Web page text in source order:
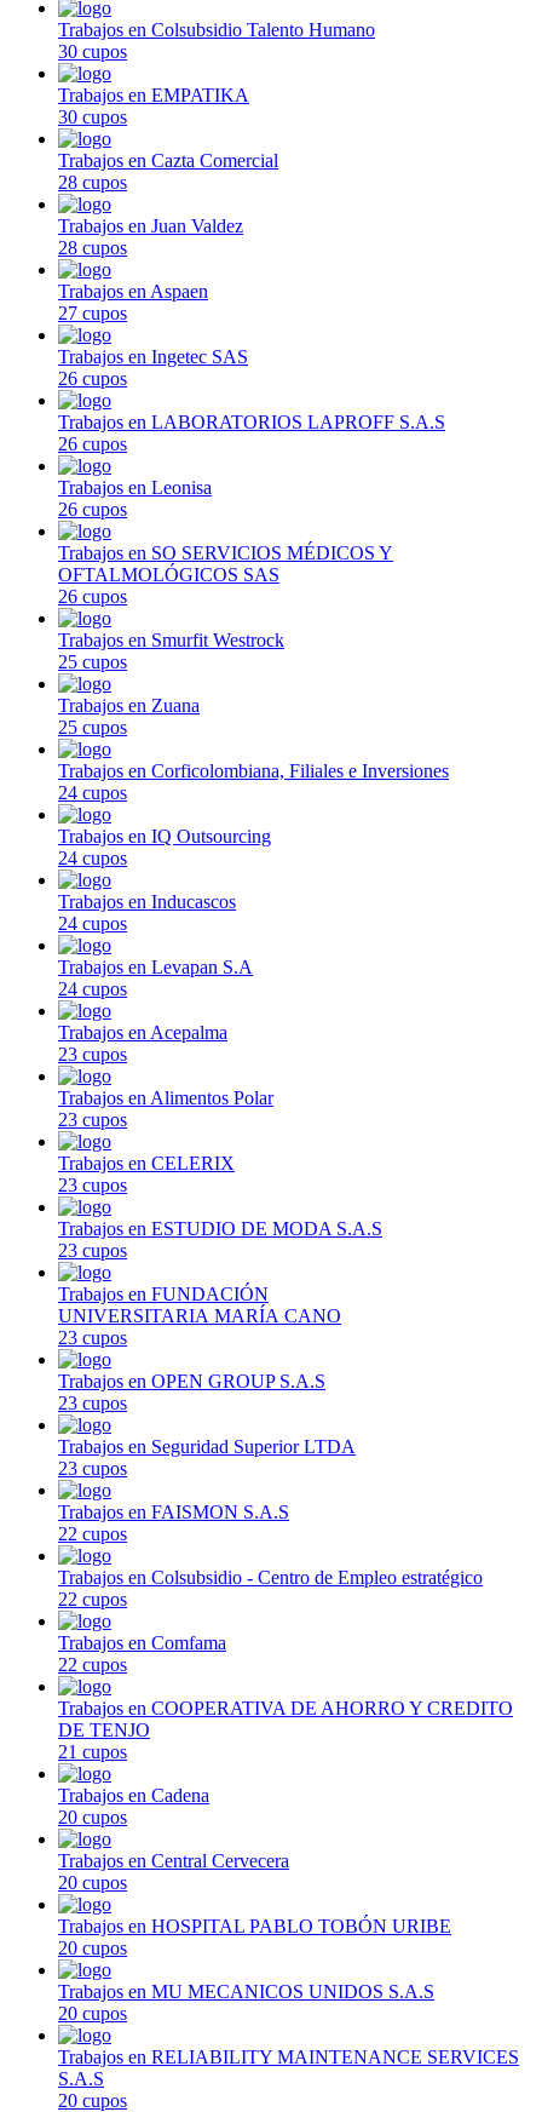
Trabajos en Colsubsidio Talento Humano
30 cupos
Trabajos en EMPATIKA
30 cupos
Trabajos en Cazta Comercial
28 cupos
Trabajos en Juan Valdez
28 cupos
Trabajos en Aspaen
27 cupos
Trabajos en Ingetec SAS
26 cupos
Trabajos en LABORATORIOS LAPROFF S.A.S
26 cupos
Trabajos en Leonisa
26 cupos
Trabajos en SO SERVICIOS MÉDICOS Y
OFTALMOLÓGICOS SAS
26 cupos
Trabajos en Smurfit Westrock
25 cupos
Trabajos en Zuana
25 cupos
Trabajos en Corficolombiana, Filiales e Inversiones
24 cupos
Trabajos en IQ Outsourcing
24 cupos
Trabajos en Inducascos
24 cupos
Trabajos en Levapan S.A
24 cupos
Trabajos en Acepalma
23 cupos
Trabajos en Alimentos Polar
23 cupos
Trabajos en CELERIX
23 cupos
Trabajos en ESTUDIO DE MODA S.A.S
23 cupos
Trabajos en FUNDACIÓN
UNIVERSITARIA MARÍA CANO
23 cupos
Trabajos en OPEN GROUP S.A.S
23 cupos
Trabajos en Seguridad Superior LTDA
23 cupos
Trabajos en FAISMON S.A.S
22 cupos
Trabajos en Colsubsidio - Centro de Empleo estratégico
22 cupos
Trabajos en Comfama
22 cupos
Trabajos en COOPERATIVA DE AHORRO Y CREDITO
DE TENJO
21 cupos
Trabajos en Cadena
20 cupos
Trabajos en Central Cervecera
20 cupos
Trabajos en HOSPITAL PABLO TOBÓN URIBE
20 cupos
Trabajos en MU MECANICOS UNIDOS S.A.S
20 cupos
Trabajos en RELIABILITY MAINTENANCE SERVICES
S.A.S
20 cupos